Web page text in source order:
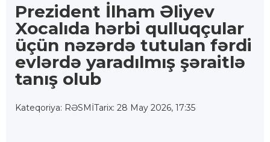
Prezident İlham Əliyev
Xocalıda hərbi qulluqçular
üçün nəzərdə tutulan fərdi
evlərdə yaradılmış şəraitlə
tanış olub
Kateqoriya: RƏSMİTarix: 28 May 2026, 17:35